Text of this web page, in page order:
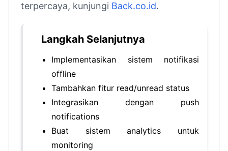
terpercaya, kunjungi Back.co.id.
Langkah Selanjutnya
Implementasikan sistem notifikasi
offline
Tambahkan fitur read/unread status
Integrasikan dengan push
notifications
Buat sistem analytics untuk
monitoring